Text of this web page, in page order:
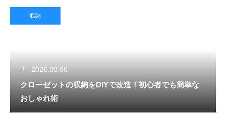
収納
2026.08.06
クローゼットの収納をDIYで改造！初心者でも簡単な
おしゃれ術